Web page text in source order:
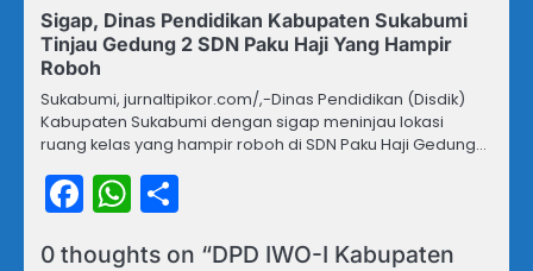
Sigap, Dinas Pendidikan Kabupaten Sukabumi
Tinjau Gedung 2 SDN Paku Haji Yang Hampir
Roboh
Sukabumi, jurnaltipikor.com/,-Dinas Pendidikan (Disdik)
Kabupaten Sukabumi dengan sigap meninjau lokasi
ruang kelas yang hampir roboh di SDN Paku Haji Gedung…
Facebook
WhatsApp
0 thoughts on “DPD IWO-I Kabupaten